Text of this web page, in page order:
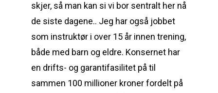
skjer, så man kan si vi bor sentralt her nå
de siste dagene.. Jeg har også jobbet
som instruktør i over 15 år innen trening,
både med barn og eldre. Konsernet har
en drifts- og garantifasilitet på til
sammen 100 millioner kroner fordelt på